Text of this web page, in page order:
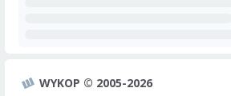
WYKOP © 2005-2026